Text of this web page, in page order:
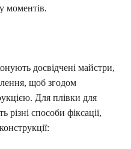
моментів.
досвідчені майстри,
щоб згодом
Для плівки для
різні способи фіксації,